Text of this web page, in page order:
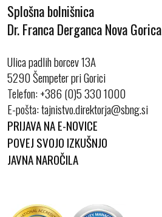
Splošna bolnišnica
Dr. Franca Derganca Nova Gorica
Ulica padlih borcev 13A
5290 Šempeter pri Gorici
Telefon:+386 (0)5 330 1000
E-pošta:
PRIJAVA NA E-NOVICE
POVEJ SVOJO IZKUŠNJO
JAVNA NAROČILA